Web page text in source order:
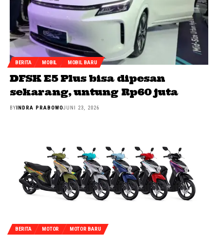
BERITA MOBIL MOBIL BARU
DFSK E5 Plus bisa dipesan
sekarang, untung Rp60 juta
BYINDRA PRABOWOJUNI 23, 2026
BERITA MOTOR MOTOR BARU